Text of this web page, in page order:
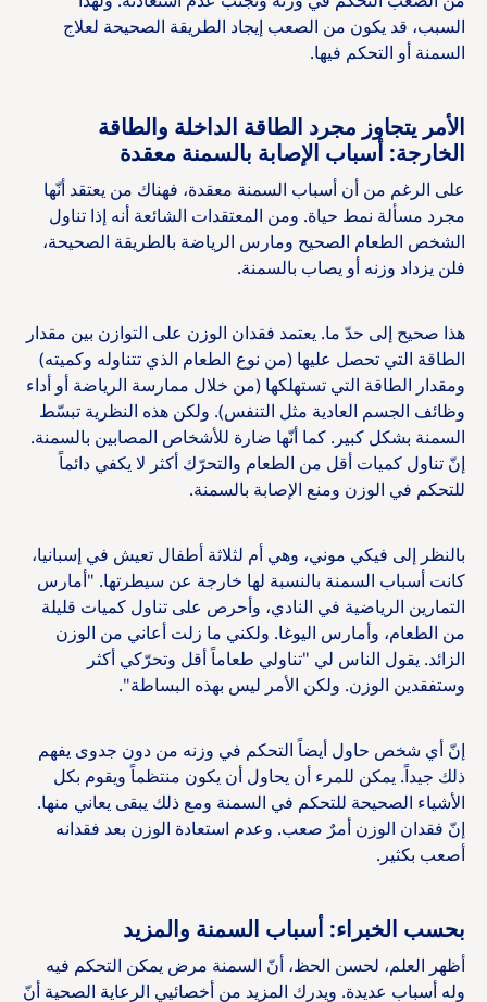
السبب، قد يكون من الصعب إيجاد الطريقة الصحيحة لعلاج
السمنة أو التحكم فيها.
الأمر يتجاوز مجرد الطاقة الداخلة والطاقة
الخارجة: أسباب الإصابة بالسمنة معقدة
على الرغم من أن أسباب السمنة معقدة، فهناك من يعتقد أنّها
مجرد مسألة نمط حياة. ومن المعتقدات الشائعة أنه إذا تناول
الشخص الطعام الصحيح ومارس الرياضة بالطريقة الصحيحة،
فلن يزداد وزنه أو يصاب بالسمنة.
هذا صحيح إلى حدّ ما. يعتمد فقدان الوزن على التوازن بين مقدار
الطاقة التي تحصل عليها (من نوع الطعام الذي تتناوله وكميته)
ومقدار الطاقة التي تستهلكها (من خلال ممارسة الرياضة أو أداء
وظائف الجسم العادية مثل التنفس). ولكن هذه النظرية تبسّط
السمنة بشكل كبير. كما أنّها ضارة للأشخاص المصابين بالسمنة.
إنّ تناول كميات أقل من الطعام والتحرّك أكثر لا يكفي دائماً
للتحكم في الوزن ومنع الإصابة بالسمنة.
بالنظر إلى فيكي موني، وهي أم لثلاثة أطفال تعيش في إسبانيا،
كانت أسباب السمنة بالنسبة لها خارجة عن سيطرتها. "أمارس
التمارين الرياضية في النادي، وأحرص على تناول كميات قليلة
من الطعام، وأمارس اليوغا. ولكني ما زلت أعاني من الوزن
الزائد. يقول الناس لي "تناولي طعاماً أقل وتحرّكي أكثر
وستفقدين الوزن. ولكن الأمر ليس بهذه البساطة".
إنّ أي شخص حاول أيضاً التحكم في وزنه من دون جدوى يفهم
ذلك جيداً. يمكن للمرء أن يحاول أن يكون منتظماً ويقوم بكل
الأشياء الصحيحة للتحكم في السمنة ومع ذلك يبقى يعاني منها.
إنّ فقدان الوزن أمرٌ صعب. وعدم استعادة الوزن بعد فقدانه
أصعب بكثير.
بحسب الخبراء: أسباب السمنة والمزيد
أظهر العلم، لحسن الحظ، أنّ السمنة مرض يمكن التحكم فيه
وله أسباب عديدة. ويدرك المزيد من أخصائيي الرعاية الصحية أنّ